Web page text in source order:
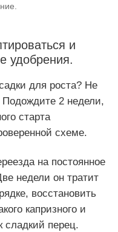
и
удобрения.
для роста? Не
Подождите 2 недели,
старта
схеме.
на постоянное
недели он тратит
восстановить
капризного и
сладкий перец.